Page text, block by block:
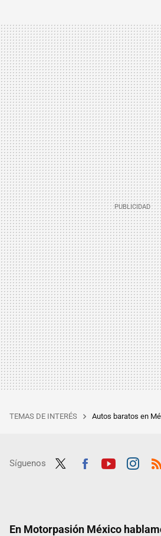
TEMAS DE INTERÉS Autos baratos en
Síguenos
En Motorpasión México